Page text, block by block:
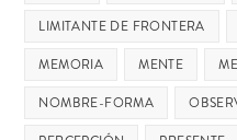
LIMITANTE DE FRONTERA
MEMORIA
MENTE
NOMBRE-FORMA